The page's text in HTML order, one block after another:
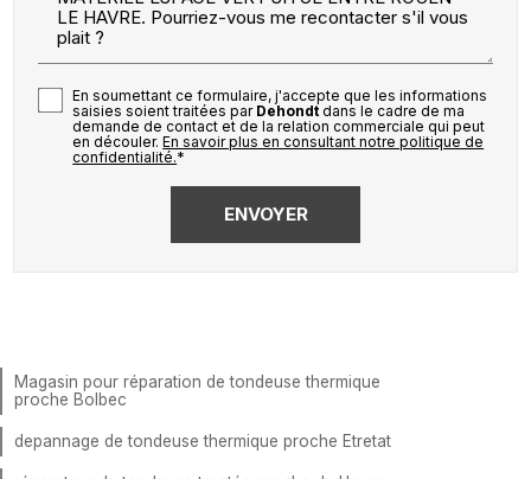
En soumettant ce formulaire, j'accepte que les informations
saisies soient traitées par Dehondt dans le cadre de ma
demande de contact et de la relation commerciale qui peut
en découler.En savoir plus en consultant notre politique de
confidentialité.*
Magasin pour réparation de tondeuse thermique
proche Bolbec
depannage de tondeuse thermique proche Etretat